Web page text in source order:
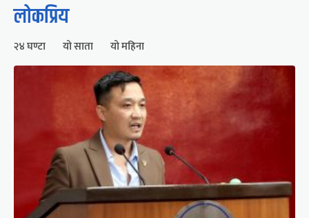
लोकप्रिय
२४ घण्टा यो साता यो महिना